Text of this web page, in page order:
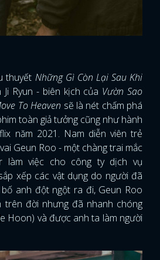
thuyết Những Gì Còn Lại Sau Khi
Ryun - biên kịch của Vườn Sao
To Heaven sẽ là nét chấm phá
toàn giả tưởng cũng như hành
năm 2021. Nam diễn viên trẻ
Geun Roo - một chàng trai mắc
làm việc cho công ty dịch vụ
xếp các vật dụng do người đã
bố anh đột ngột ra đi, Geun Roo
trên đời nhưng đã nhanh chóng
Hoon) và được anh ta làm người